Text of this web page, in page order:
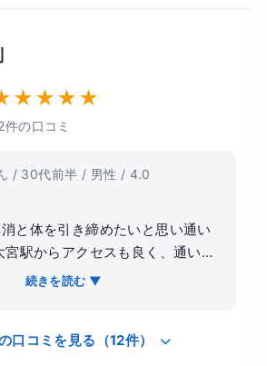
★★★★
件の口コミ
/ 30代前半 / 男性 / 4.0
と体を引き締めたいと思い通い
駅からアクセスも良く、通いや
が決め手です。 トレーナーの方
く、自分のペースに合わせて進
続きを読む ▼
口コミを見る（12件）